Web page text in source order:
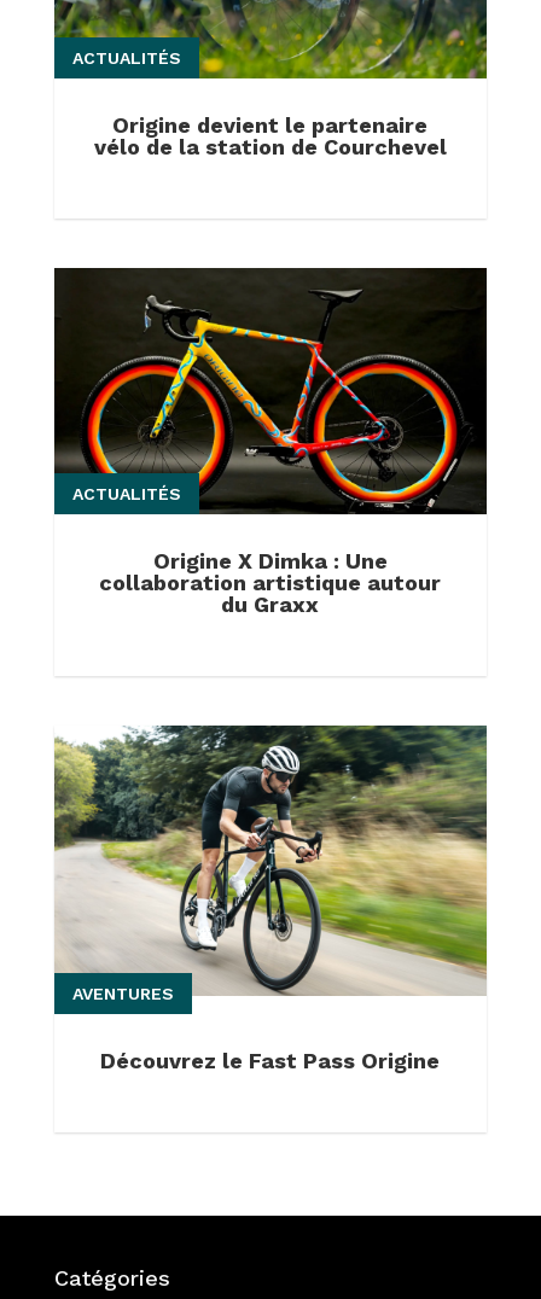
Origine devient le partenaire
vélo de la station de Courchevel
ACTUALITÉS
Origine X Dimka : Une
collaboration artistique autour
du Graxx
ACTUALITÉS
Découvrez le Fast Pass Origine
AVENTURES
Catégories